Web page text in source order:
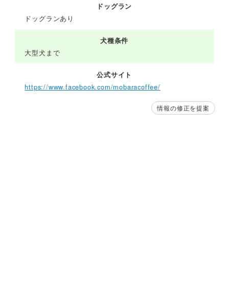
ドッグラン
ドッグランあり
犬種条件
大型犬まで
公式サイト
https://www.facebook.com/mobaracoffee/
情報の修正を提案